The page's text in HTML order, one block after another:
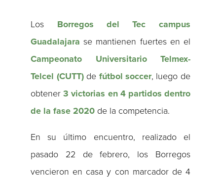
Los Borregos del Tec campus
Guadalajara se mantienen fuertes en el
Campeonato Universitario Telmex-
Telcel (CUTT)de fútbol soccer, luego de
obtener3 victorias en 4 partidos dentro
de la fase 2020 de la competencia.
En su último encuentro, realizado el
pasado 22 de febrero, los Borregos
vencieron en casa y con marcador de 4